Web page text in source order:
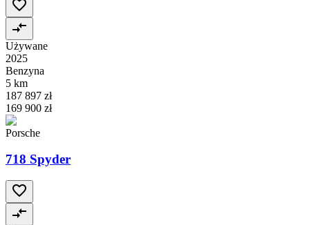
Używane
2025
Benzyna
5 km
187 897 zł
169 900 zł
Porsche
718 Spyder